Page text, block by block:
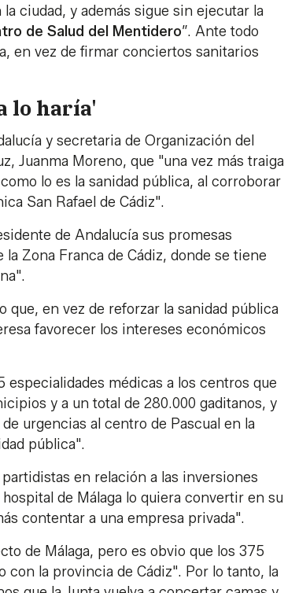
ciudad, y además sigue sin ejecutar la
de Salud del Mentidero”. Ante todo
en vez de firmar conciertos sanitarios
lo haría'
y secretaria de Organización del
Juanma Moreno, que "una vez más traiga
lo es la sanidad pública, al corroborar
San Rafael de Cádiz".
de Andalucía sus promesas
Zona Franca de Cádiz, donde se tiene
que, en vez de reforzar la sanidad pública
favorecer los intereses económicos
especialidades médicas a los centros que
y a un total de 280.000 gaditanos, y
urgencias al centro de Pascual en la
pública".
en relación a las inversiones
de Málaga lo quiera convertir en su
contentar a una empresa privada".
de Málaga, pero es obvio que los 375
con la provincia de Cádiz". Por lo tanto, la